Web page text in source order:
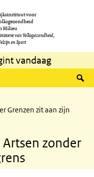
voor
Milieu
van Volksgezondheid,
en Sport
vandaag
Grenzen zit aan zijn
zonder